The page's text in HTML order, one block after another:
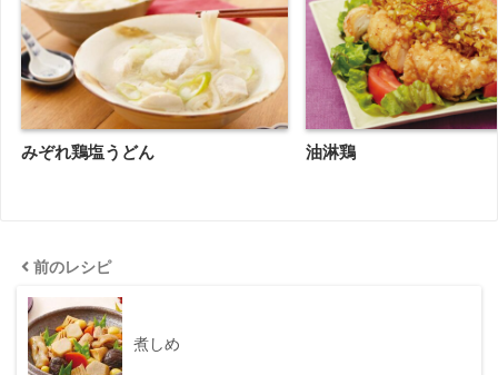
みぞれ鶏塩うどん 油淋鶏
前のレシピ
煮しめ